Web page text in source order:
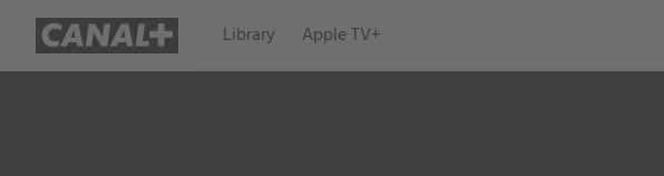
Library Apple TV+